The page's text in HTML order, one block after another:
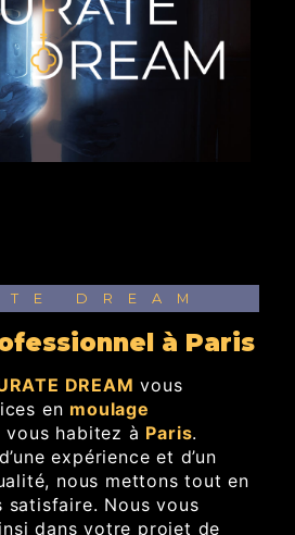
DREAM
à Paris
DREAM vous
en moulage
vous habitez à Paris.
expérience et d’un
nous mettons tout en
satisfaire. Nous vous
dans votre projet de